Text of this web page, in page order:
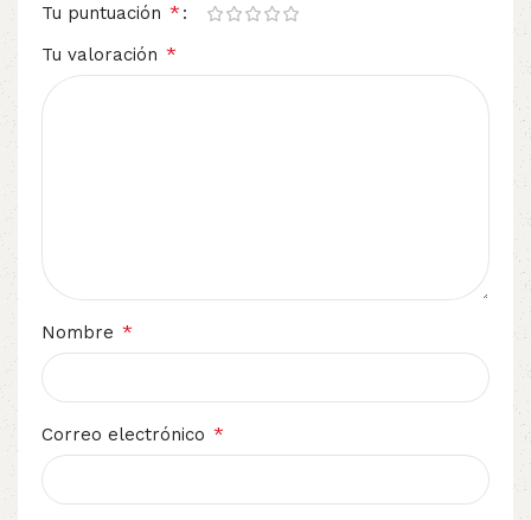
Tu puntuación *
Tu valoración *
Nombre *
Correo electrónico *